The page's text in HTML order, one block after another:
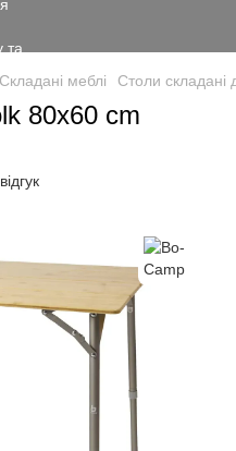
Складані меблі Столи складані
80x60 cm